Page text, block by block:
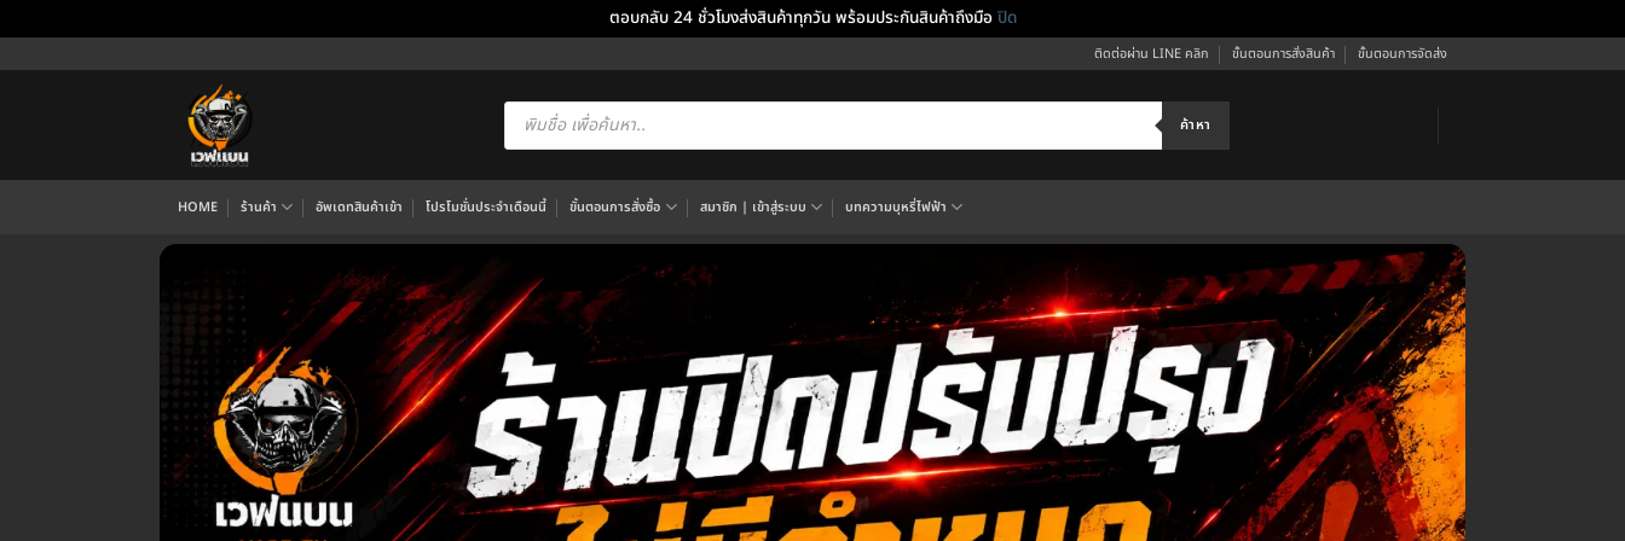
ตอบกลับ 24 ชั่วโมงส่งสินค้าทุกวัน พร้อมประกันสินค้าถึงมือ ปิด
ไป
ติดต่อผ่าน LINE คลิก ขั้นตอนการสั่งสินค้า ขั้นตอนการจัดส่ง
Products
search ค้าหา
HOME ร้านค้า อัพเดทสินค้าเข้า โปรโมชั่นประจำเดือนนี้ ขั้นตอนการสั่งซื้อ สมาชิก | เข้าสู่ระบบ บทความบุหรี่ไฟฟ้า